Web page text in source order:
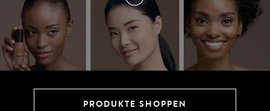
PRODUKTE SHOPPEN